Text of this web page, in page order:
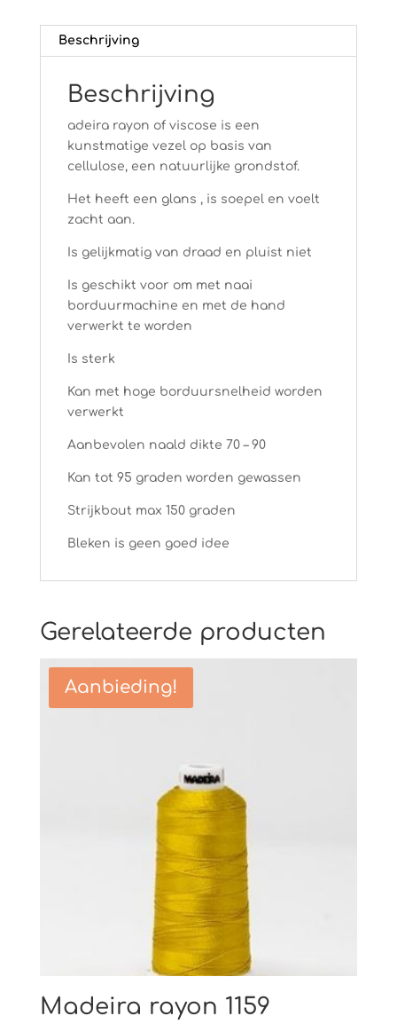
Beschrijving
Beschrijving
adeira rayon of viscose is een
kunstmatige vezel op basis van
cellulose, een natuurlijke grondstof.
Het heeft een glans , is soepel en voelt
zacht aan.
Is gelijkmatig van draad en pluist niet
Is geschikt voor om met naai
borduurmachine en met de hand
verwerkt te worden
Is sterk
Kan met hoge borduursnelheid worden
verwerkt
Aanbevolen naald dikte 70 – 90
Kan tot 95 graden worden gewassen
Strijkbout max 150 graden
Bleken is geen goed idee
Gerelateerde producten
Aanbieding!
Madeira rayon 1159